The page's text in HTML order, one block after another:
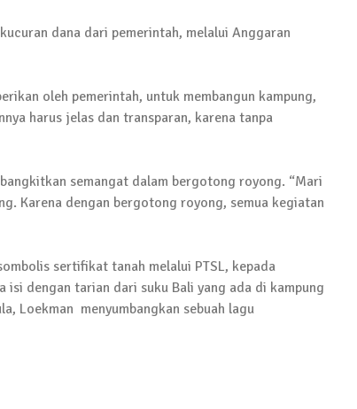
dana dari pemerintah, melalui Anggaran
oleh pemerintah, untuk membangun kampung,
harus jelas dan transparan, karena tanpa
semangat dalam bergotong royong. “Mari
Karena dengan bergotong royong, semua kegiatan
sertifikat tanah melalui PTSL, kepada
dengan tarian dari suku Bali yang ada di kampung
Loekman menyumbangkan sebuah lagu